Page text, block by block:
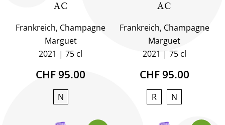
AC
Frankreich, Champagne
Marguet
2021
75 cl
CHF 95.00
N
AC
Frankreich, Champagne
Marguet
2021
75 cl
CHF 95.00
R N